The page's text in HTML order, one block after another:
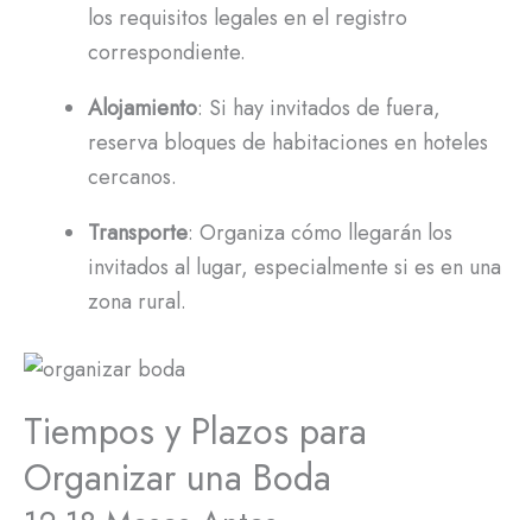
los requisitos legales en el registro
correspondiente.
Alojamiento: Si hay invitados de fuera,
reserva bloques de habitaciones en hoteles
cercanos.
Transporte: Organiza cómo llegarán los
invitados al lugar, especialmente si es en una
zona rural.
Tiempos y Plazos para
Organizar una Boda